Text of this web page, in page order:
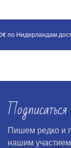
Нидерландам
Пишем редко и
нашим